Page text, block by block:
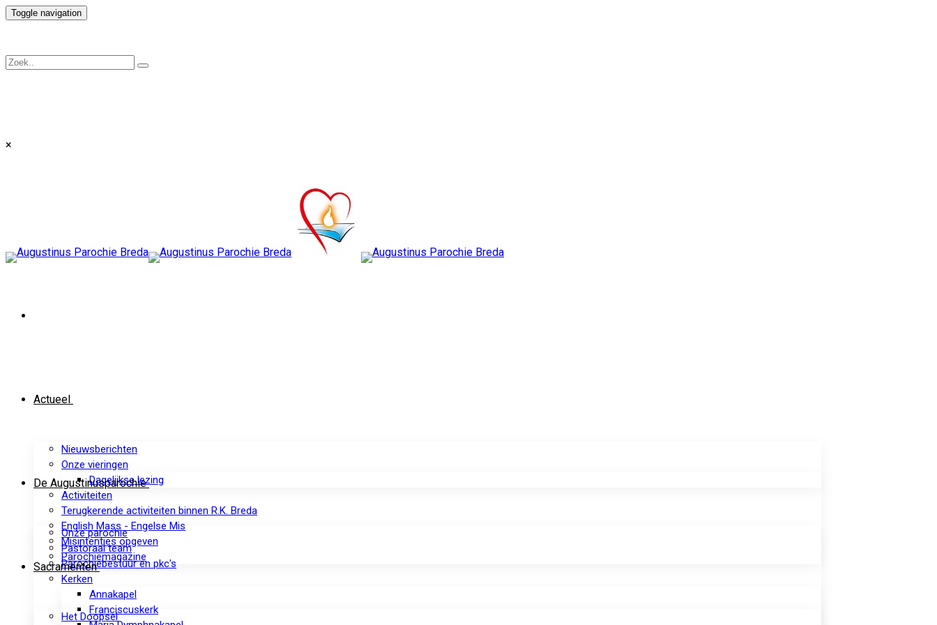
Toggle navigation
×
Actueel
Nieuwsberichten
Onze vieringen
Dagelijkse lezing
Activiteiten
Terugkerende activiteiten binnen R.K. Breda
English Mass - Engelse Mis
Misintenties opgeven
Parochiemagazine
De Augustinusparochie
Onze parochie
Pastoraal team
Parochiebestuur en pkc's
Kerken
Annakapel
Franciscuskerk
Sacramenten
Het Doopsel